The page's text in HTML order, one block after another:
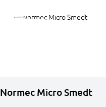
Normec Micro Smedt